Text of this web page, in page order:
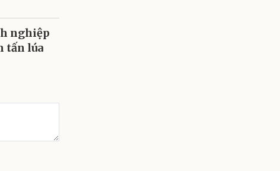
nghiệp
tấn lúa